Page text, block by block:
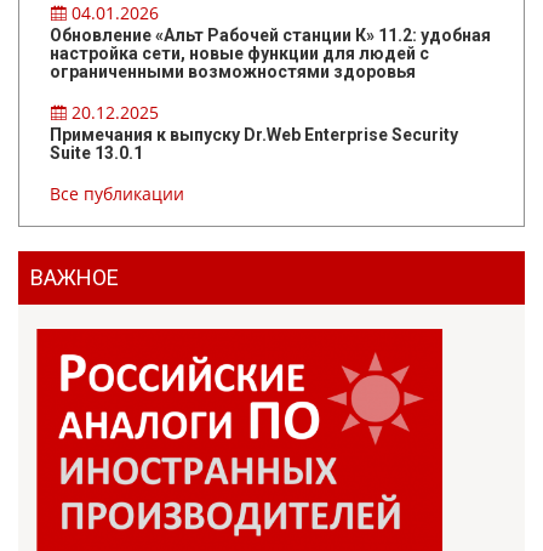
04.01.2026
Обновление «Альт Рабочей станции К» 11.2: удобная
настройка сети, новые функции для людей с
ограниченными возможностями здоровья
20.12.2025
Примечания к выпуску Dr.Web Enterprise Security
Suite 13.0.1
Все публикации
ВАЖНОЕ